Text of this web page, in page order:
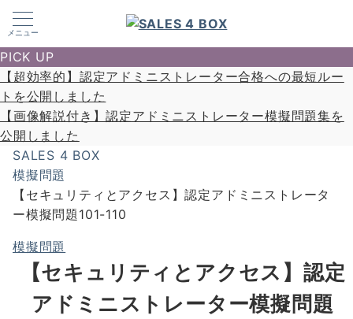
メニュー
PICK UP
【超効率的】認定アドミニストレーター合格への最短ルー
トを公開しました
【画像解説付き】認定アドミニストレーター模擬問題集を
公開しました
SALES 4 BOX
模擬問題
【セキュリティとアクセス】認定アドミニストレータ
ー模擬問題101-110
模擬問題
【セキュリティとアクセス】認定
アドミニストレーター模擬問題